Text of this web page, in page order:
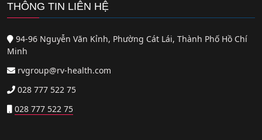
THÔNG TIN LIÊN HỆ
94-96 Nguyễn Văn Kỉnh, Phường Cát Lái, Thành Phố Hồ Chí
Minh
rvgroup@rv-health.com
028 777 522 75
028 777 522 75